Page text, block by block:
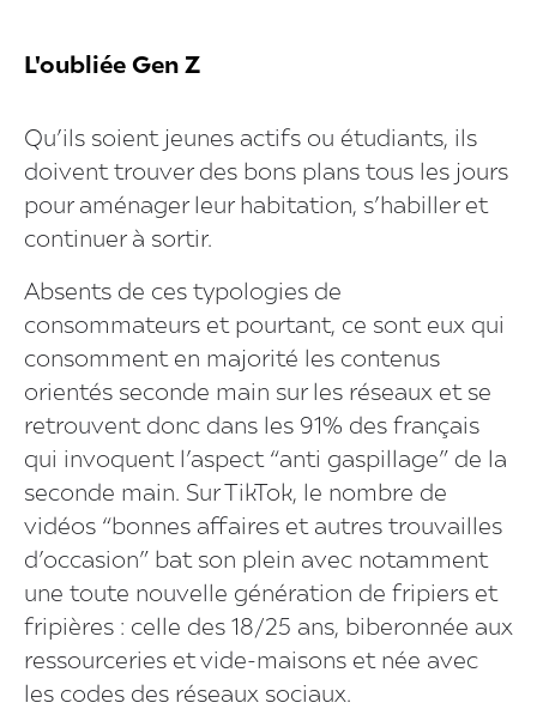
L'oubliée Gen Z
Qu’ils soient jeunes actifs ou étudiants, ils
doivent trouver des bons plans tous les jours
pour aménager leur habitation, s’habiller et
continuer à sortir.
Absents de ces typologies de
consommateurs et pourtant, ce sont eux qui
consomment en majorité les contenus
orientés seconde main sur les réseaux et se
retrouvent donc dans les 91% des français
qui invoquent l’aspect “anti gaspillage” de la
seconde main. Sur TikTok, le nombre de
vidéos “bonnes affaires et autres trouvailles
d’occasion” bat son plein avec notamment
une toute nouvelle génération de fripiers et
fripières : celle des 18/25 ans, biberonnée aux
ressourceries et vide-maisons et née avec
les codes des réseaux sociaux.